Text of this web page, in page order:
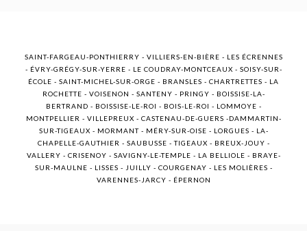
SAINT-FARGEAU-PONTHIERRY - VILLIERS-EN-BIÈRE - LES ÉCRENNES
- ÉVRY-GRÉGY-SUR-YERRE - LE COUDRAY-MONTCEAUX - SOISY-SUR-
ÉCOLE - SAINT-MICHEL-SUR-ORGE - BRANSLES - CHARTRETTES - LA
ROCHETTE - VOISENON - SANTENY - PRINGY - BOISSISE-LA-
BERTRAND - BOISSISE-LE-ROI - BOIS-LE-ROI - LOMMOYE -
MONTPELLIER - VILLEPREUX - CASTENAU-DE-GUERS -DAMMARTIN-
SUR-TIGEAUX - MORMANT - MÉRY-SUR-OISE - LORGUES - LA-
CHAPELLE-GAUTHIER - SAUBUSSE - TIGEAUX - BREUX-JOUY -
VALLERY - CRISENOY - SAVIGNY-LE-TEMPLE - LA BELLIOLE - BRAYE-
SUR-MAULNE - LISSES - JUILLY - COURGENAY - LES MOLIÈRES -
VARENNES-JARCY - ÉPERNON